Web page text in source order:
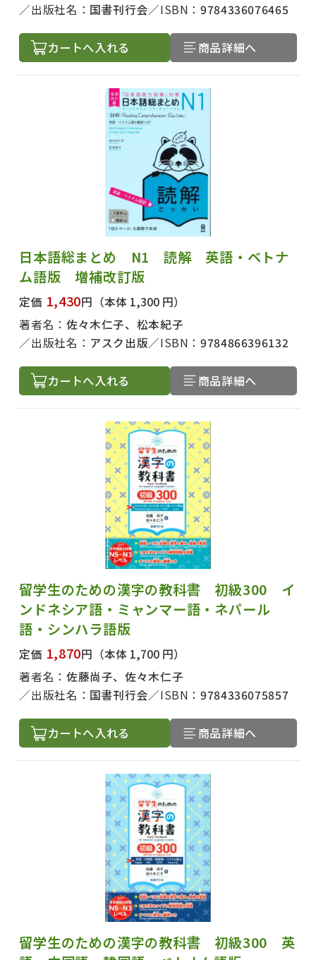
出版社名： 国書刊行会 ISBN：9784336076465
カートへ入れる 商品詳細へ
日本語総まとめ N1 読解 英語・ベトナ
ム語版 増補改訂版
定価 1,430円 （本体 1,300 円）
著者名： 佐々木仁子、松本紀子
出版社名： アスク出版 ISBN：9784866396132
カートへ入れる 商品詳細へ
留学生のための漢字の教科書 初級300 イ
ンドネシア語・ミャンマー語・ネパール
語・シンハラ語版
定価 1,870円 （本体 1,700 円）
著者名： 佐藤尚子、佐々木仁子
出版社名： 国書刊行会 ISBN：9784336075857
カートへ入れる 商品詳細へ
留学生のための漢字の教科書 初級300 英